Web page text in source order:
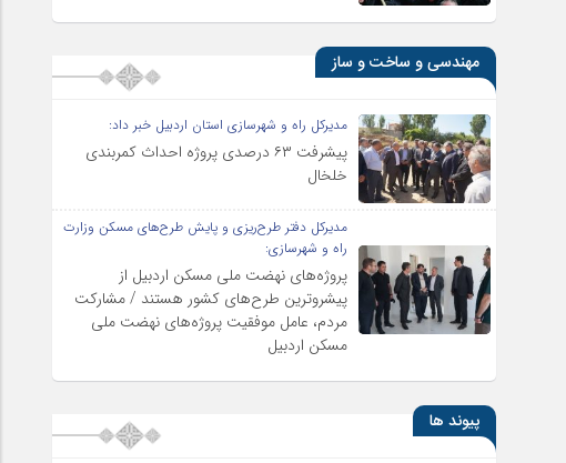
مهندسی و ساخت و ساز
مدیرکل راه و شهرسازی استان اردبیل خبر داد:
پیشرفت ۶۳ درصدی پروژه احداث کمربندی
خلخال
مدیرکل دفتر طرح‌ریزی و پایش طرح‌های مسکن وزارت
راه و شهرسازی:
پروژه‌های نهضت ملی مسکن اردبیل از
پیشروترین طرح‌های کشور هستند / مشارکت
مردم، عامل موفقیت پروژه‌های نهضت ملی
مسکن اردبیل
پیوند ها